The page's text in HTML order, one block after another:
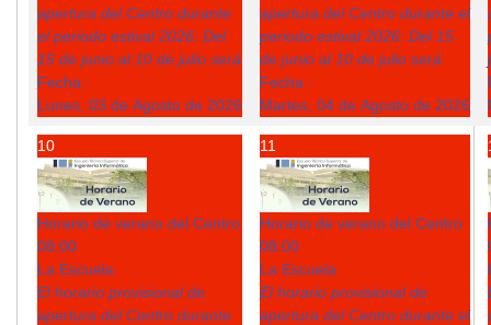
apertura del Centro durante
el periodo estival 2026: Del
15 de junio al 10 de julio será
Fecha :
Lunes, 03 de Agosto de 2026
apertura del Centro durante el
periodo estival 2026: Del 15
de junio al 10 de julio será
Fecha :
Martes, 04 de Agosto de 2026
10
Horario de verano del Centro
08:00
La Escuela
El horario provisional de
apertura del Centro durante
11
Horario de verano del Centro
08:00
La Escuela
El horario provisional de
apertura del Centro durante el